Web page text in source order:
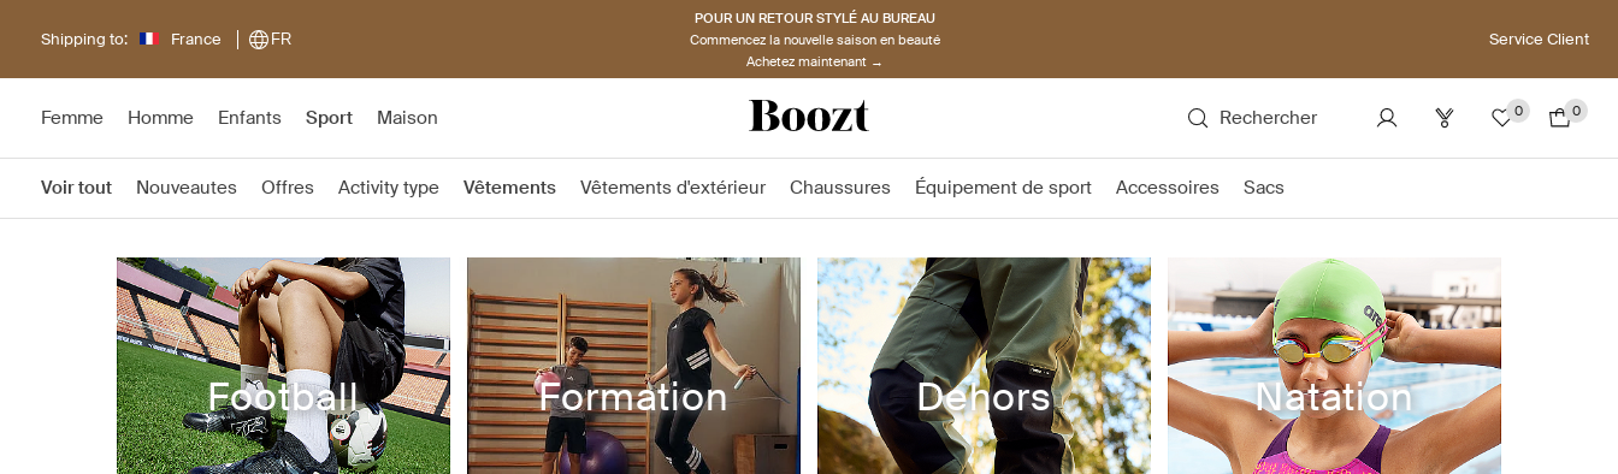
Shipping to: France FR
POUR UN RETOUR STYLÉ AU BUREAU
Commencez la nouvelle saison en beauté
Achetez maintenant →
Service Client
Femme Homme Enfants Sport Maison Rechercher 0 0
Voir tout Nouveautes Offres Activity type Vêtements Vêtements d'extérieur Chaussures Équipement de sport Accessoires Sacs
Football Formation Dehors Natation